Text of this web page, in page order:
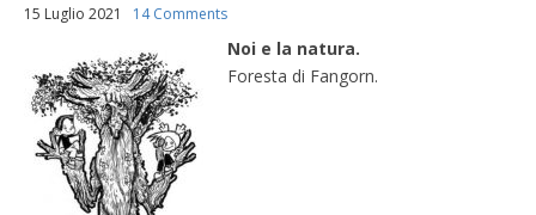
15 Luglio 2021 14 Comments
Noi e la natura.
Foresta di Fangorn.